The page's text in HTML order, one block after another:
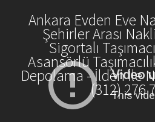
Ankara Evden Eve
Şehirler Arası
Sigortalı
Asansörlü
Depolama - İlden İle
(312) 276